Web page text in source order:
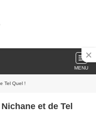
MENU
Tel Quel !
et de Tel